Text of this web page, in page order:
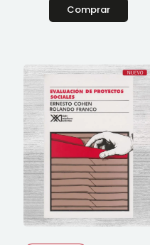
Comprar